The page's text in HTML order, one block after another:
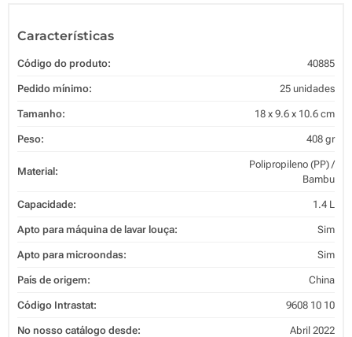
Características
Código do produto: 40885
Pedido mínimo: 25 unidades
Tamanho: 18 x 9.6 x 10.6 cm
Peso: 408 gr
Material:
Polipropileno (PP) /
Bambu
Capacidade: 1.4 L
Apto para máquina de lavar louça: Sim
Apto para microondas: Sim
País de origem: China
Código Intrastat: 9608 10 10
No nosso catálogo desde: Abril 2022